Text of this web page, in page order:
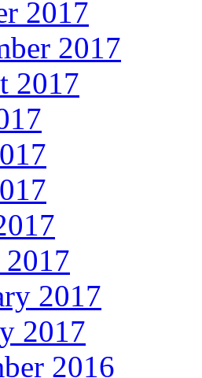
2017
2017
2017
2017
2017
2016